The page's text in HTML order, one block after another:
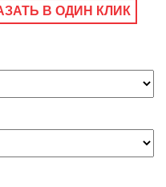
В ОДИН КЛИК